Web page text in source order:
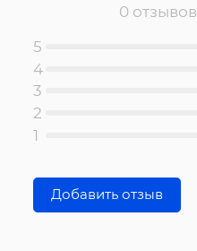
0 отзывов
5
4
3
2
1
Добавить отзыв